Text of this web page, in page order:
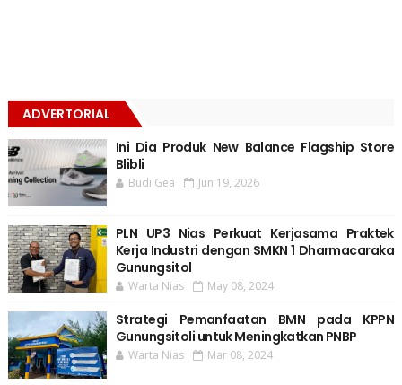
ADVERTORIAL
Ini Dia Produk New Balance Flagship Store
Blibli
Budi Gea Jun 19, 2026
PLN UP3 Nias Perkuat Kerjasama Praktek
Kerja Industri dengan SMKN 1 Dharmacaraka
Gunungsitol
Warta Nias May 08, 2024
Strategi Pemanfaatan BMN pada KPPN
Gunungsitoli untuk Meningkatkan PNBP
Warta Nias Mar 08, 2024